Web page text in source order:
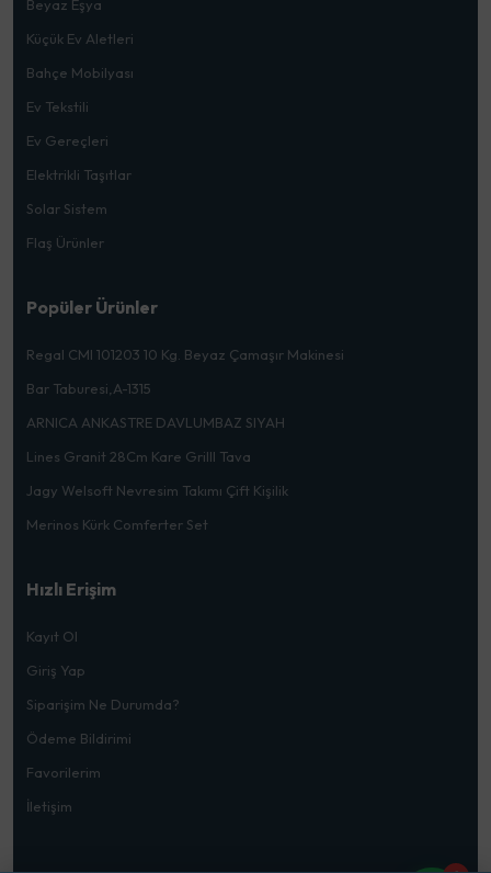
Beyaz Eşya
Küçük Ev Aletleri
Bahçe Mobilyası
Ev Tekstili
Ev Gereçleri
Elektrikli Taşıtlar
Solar Sistem
Flaş Ürünler
Popüler Ürünler
Regal CMI 101203 10 Kg. Beyaz Çamaşır Makinesi
Bar Taburesi,A-1315
ARNICA ANKASTRE DAVLUMBAZ SIYAH
Lines Granit 28Cm Kare Grilll Tava
Jagy Welsoft Nevresim Takımı Çift Kişilik
Merinos Kürk Comferter Set
Hızlı Erişim
Kayıt Ol
Giriş Yap
Siparişim Ne Durumda?
Ödeme Bildirimi
Favorilerim
İletişim